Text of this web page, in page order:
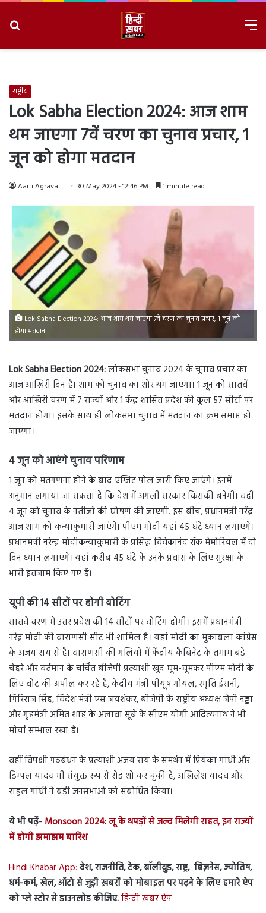
राष्ट्रीय
Lok Sabha Election 2024: आज शाम
थम जाएगा 7वें चरण का चुनाव प्रचार, 1
जून को होगा मतदान
Aarti Agravat 30 May 2024 - 12:46 PM 1 minute read
Lok Sabha Election 2024: आज शाम थम जाएगा 7वें चरण का चुनाव प्रचार, 1 जून को
होगा मतदान
Lok Sabha Election 2024:लोकसभा चुनाव 2024 के चुनाव प्रचार का
आज आखिरी दिन है। शाम को चुनाव का शोर थम जाएगा। 1 जून को सातवें
और आखिरी चरण में 7 राज्यों और 1 केंद्र शासित प्रदेश की कुल 57 सीटों पर
मतदान होगा। इसके साथ ही लोकसभा चुनाव में मतदान का क्रम समाप्त हो
जाएगा।
4 जून को आएंगे चुनाव परिणाम
1 जून को मतगणना होने के बाद एग्जिट पोल जारी किए जाएंगे। इनमें
अनुमान लगाया जा सकता है कि देश में अगली सरकार किसकी बनेगी। वहीं
4 जून को चुनाव के नतीजों की घोषण की जाएगी. इस बीच, प्रधानमंत्री नरेंद्र
आज शाम को कन्याकुमारी जाएंगे। पीएम मोदी यहां 45 घंटे ध्यान लगाएंगे।
प्रधानमंत्री नरेन्द्र मोदीकन्याकुमारी के प्रसिद्ध विवेकानंद रॉक मेमोरियल में दो
दिन ध्यान लगाएंगे। यहां करीब 45 घंटे के उनके प्रवास के लिए सुरक्षा के
भारी इंतजाम किए गए हैं।
यूपी की 14 सीटों पर होगी वोटिंग
सातवें चरण में उत्तर प्रदेश की 14 सीटों पर वोटिंग होगी। इसमें प्रधानमंत्री
नरेंद्र मोदी की वाराणसी सीट भी शामिल है। यहां मोदी का मुकाबला कांग्रेस
के अजय राय से है। वाराणसी की गलियों में केंद्रीय कैबिनेट के तमाम बड़े
चेहरे और वर्तमान के चर्चित बीजेपी प्रत्याशी खुद घूम-घूमकर पीएम मोदी के
लिए वोट की अपील कर रहे हैं, केंद्रीय मंत्री पीयूष गोयल, स्मृति ईरानी,
गिरिराज सिंह, विदेश मंत्री एस जयशंकर, बीजेपी के राष्ट्रीय अध्यक्ष जेपी नड्डा
और गृहमंत्री अमित शाह के अलावा सूबे के सीएम योगी आदित्यनाथ ने भी
मोर्चा सम्भाल रखा है।
वहीं विपक्षी गठबंधन के प्रत्याशी अजय राय के समर्थन में प्रियंका गांधी और
डिम्पल यादव भी संयुक्त रूप से रोड़ शो कर चुकी है, अखिलेश यादव और
राहुल गांधी ने बड़ी जनसभाओं को संबोधित किया।
ये भी पढ़ें- Monsoon 2024: लू के थपड़ों से जल्द मिलेगी राहत, इन राज्यों
में होगी झमाझम बारिश
Hindi Khabar App: देश, राजनीति, टेक, बॉलीवुड, राष्ट्र, बिज़नेस, ज्योतिष,
धर्म-कर्म, खेल, ऑटो से जुड़ी ख़बरों को मोबाइल पर पढ़ने के लिए हमारे ऐप
को प्ले स्टोर से डाउनलोड कीजिए.हिन्दी ख़बर ऐप